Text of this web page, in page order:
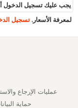
يجب عليك تسجيل الدخول
لمعرفة الأسعار. تسجيل
عمليات الإرجاع
حماية